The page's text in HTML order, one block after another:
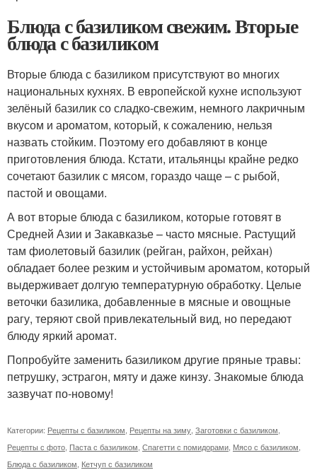
Блюда с базиликом свежим. Вторые
блюда с базиликом
Вторые блюда с базиликом присутствуют во многих
национальных кухнях. В европейской кухне используют
зелёный базилик со сладко-свежим, немного лакричным
вкусом и ароматом, который, к сожалению, нельзя
назвать стойким. Поэтому его добавляют в конце
приготовления блюда. Кстати, итальянцы крайне редко
сочетают базилик с мясом, гораздо чаще – с рыбой,
пастой и овощами.
А вот вторые блюда с базиликом, которые готовят в
Средней Азии и Закавказье – часто мясные. Растущий
там фиолетовый базилик (рейган, райхон, рейхан)
обладает более резким и устойчивым ароматом, который
выдерживает долгую температурную обработку. Целые
веточки базилика, добавленные в мясные и овощные
рагу, теряют свой привлекательный вид, но передают
блюду яркий аромат.
Попробуйте заменить базиликом другие пряные травы:
петрушку, эстрагон, мяту и даже кинзу. Знакомые блюда
зазвучат по-новому!
Категории: Рецепты с базиликом Рецепты на зиму Заготовки с базиликом
Рецепты с фото Паста с базиликом Спагетти с помидорами Мясо с базиликом
Блюда с базиликом Кетчуп с базиликом